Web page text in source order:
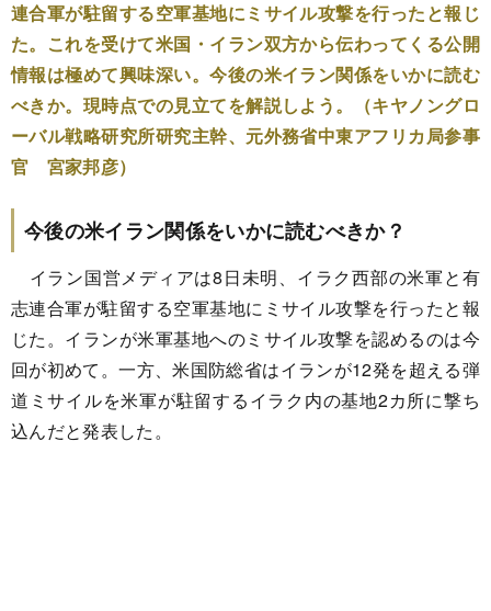
連合軍が駐留する空軍基地にミサイル攻撃を行ったと報じ
た。これを受けて米国・イラン双方から伝わってくる公開
情報は極めて興味深い。今後の米イラン関係をいかに読む
べきか。現時点での見立てを解説しよう。（キヤノングロ
ーバル戦略研究所研究主幹、元外務省中東アフリカ局参事
官 宮家邦彦）
今後の米イラン関係をいかに読むべきか？
イラン国営メディアは8日未明、イラク西部の米軍と有
志連合軍が駐留する空軍基地にミサイル攻撃を行ったと報
じた。イランが米軍基地へのミサイル攻撃を認めるのは今
回が初めて。一方、米国防総省はイランが12発を超える弾
道ミサイルを米軍が駐留するイラク内の基地2カ所に撃ち
込んだと発表した。